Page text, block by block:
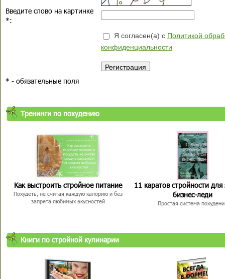
Введите слово на картинке
*:
Я согласен(а) с Политикой
конфиденциальности
* - обязательные поля
Тренинги по похудению
Как выстроить стройное питание
Похудеть, не считая каждую калорию и без
запрета любимых вкусностей
11 каратов стройности для
бизнес-леди
Простая система
Книги по стройной кулинарии